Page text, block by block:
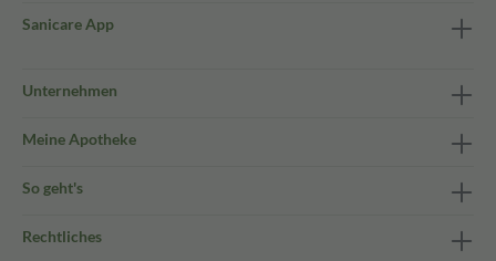
Sanicare App
Unternehmen
Meine Apotheke
So geht's
Rechtliches